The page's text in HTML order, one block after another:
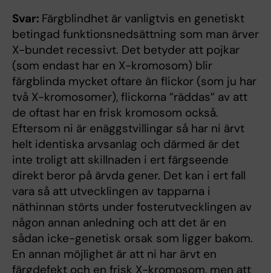
Svar: Färgblindhet är vanligtvis en genetiskt
betingad funktionsnedsättning som man ärver
X-bundet recessivt. Det betyder att pojkar
(som endast har en X-kromosom) blir
färgblinda mycket oftare än flickor (som ju har
två X-kromosomer), flickorna ”räddas” av att
de oftast har en frisk kromosom också.
Eftersom ni är enäggstvillingar så har ni ärvt
helt identiska arvsanlag och därmed är det
inte troligt att skillnaden i ert färgseende
direkt beror på ärvda gener. Det kan i ert fall
vara så att utvecklingen av tapparna i
näthinnan störts under fosterutvecklingen av
någon annan anledning och att det är en
sådan icke-genetisk orsak som ligger bakom.
En annan möjlighet är att ni har ärvt en
färgdefekt och en frisk X-kromosom, men att